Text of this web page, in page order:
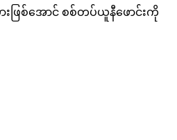
ဖြစ်အောင် စစ်တပ်ယူနီဖောင်းကို